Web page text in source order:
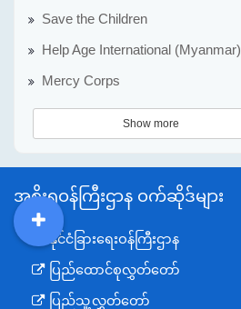
Save the Children
Help Age International (Myanmar)
Mercy Corps
Show more
အစိုးရဝန်ကြီးဌာန ဝက်ဆိုဒ်များ
နိုင်ငံခြားရေးဝန်ကြီးဌာန
ပြည်ထောင်စုလွှတ်တော်
ပြည်သူ့လွှတ်တော်